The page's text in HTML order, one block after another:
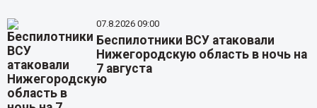
07.8.2026 09:00
Беспилотники ВСУ атаковали
Нижегородскую область в ночь на
7 августа